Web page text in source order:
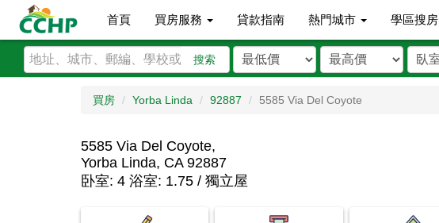
首頁 買房服務 貸款指南 熱門城市 學區搜房
搜索
買房 Yorba Linda 92887 5585 Via Del Coyote
5585 Via Del Coyote,
Yorba Linda, CA 92887
卧室: 4 浴室: 1.75 / 獨立屋